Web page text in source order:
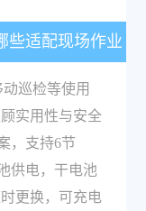
些适配现场作业
巡检等使用
实用性与安全
，支持6节
供电，干电池
更换，可充电